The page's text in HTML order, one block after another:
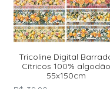
Tricoline Digital
Cítricos 100% algodão
55x150cm